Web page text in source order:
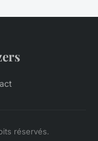
réservés.